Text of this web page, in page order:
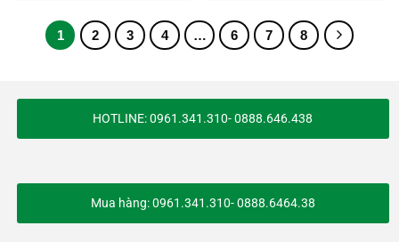
1 2 3 4 … 6 7 8
HOTLINE: 0961.341.310- 0888.646.438
Mua hàng: 0961.341.310- 0888.6464.38